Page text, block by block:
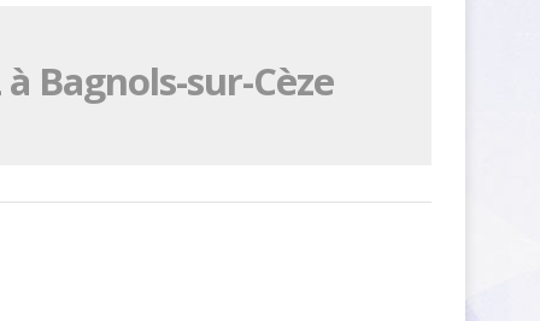
Bagnols-sur-Cèze